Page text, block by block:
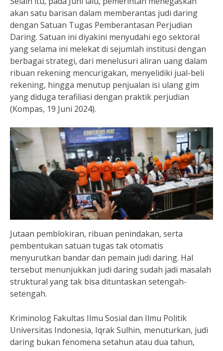
akan satu barisan dalam memberantas judi daring
dengan Satuan Tugas Pemberantasan Perjudian
Daring. Satuan ini diyakini menyudahi ego sektoral
yang selama ini melekat di sejumlah institusi dengan
berbagai strategi, dari menelusuri aliran uang dalam
ribuan rekening mencurigakan, menyelidiki jual-beli
rekening, hingga menutup penjualan isi ulang gim
yang diduga terafiliasi dengan praktik perjudian
(Kompas, 19 Juni 2024).
Jutaan pemblokiran, ribuan penindakan, serta
pembentukan satuan tugas tak otomatis
menyurutkan bandar dan pemain judi daring. Hal
tersebut menunjukkan judi daring sudah jadi masalah
struktural yang tak bisa dituntaskan setengah-
setengah.
Kriminolog Fakultas Ilmu Sosial dan Ilmu Politik
Universitas Indonesia, Iqrak Sulhin, menuturkan, judi
daring bukan fenomena setahun atau dua tahun,